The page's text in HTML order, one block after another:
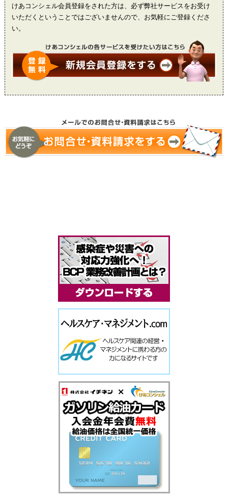
けあコンシェル会員登録をされた方は、必ず弊社サービスをお受け
いただくということではございませんので、お気軽にご登録くださ
い。